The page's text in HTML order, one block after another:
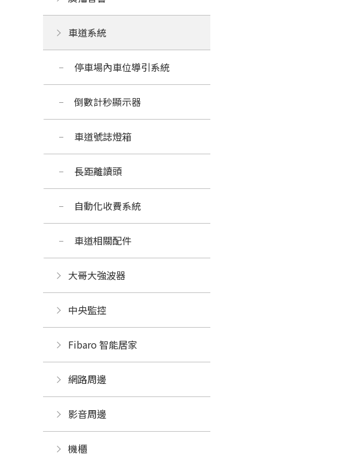
車道系統
停車場內車位導引系統
倒數計秒顯示器
車道號誌燈箱
長距離讀頭
自動化收費系統
車道相關配件
大哥大強波器
中央監控
Fibaro 智能居家
網路周邊
影音周邊
機櫃